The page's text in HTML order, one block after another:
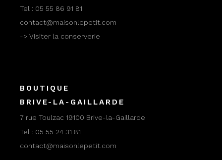
Tel : 05 55 86 91 81
contact@maisonlepetit.com
-> Visiter la conserverie
BOUTIQUE
BRIVE-LA-GAILLARDE
7 rue Toulzac 19100 Brive-la-Gaillarde
Tel : 05 55 24 31 81
contact@maisonlepetit.com